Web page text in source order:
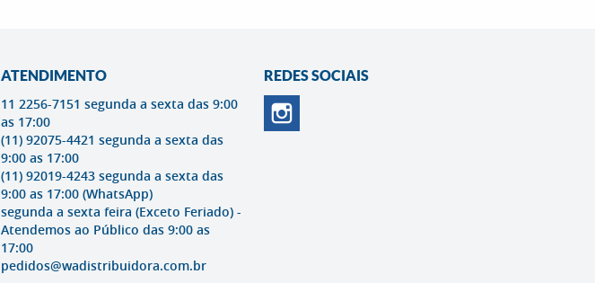
ATENDIMENTO
11 2256-7151 segunda a sexta das 9:00
as 17:00
(11) 92075-4421 segunda a sexta das
9:00 as 17:00
(11) 92019-4243 segunda a sexta das
9:00 as 17:00 (WhatsApp)
segunda a sexta feira (Exceto Feriado) -
Atendemos ao Público das 9:00 as
17:00
pedidos@wadistribuidora.com.br
REDES SOCIAIS